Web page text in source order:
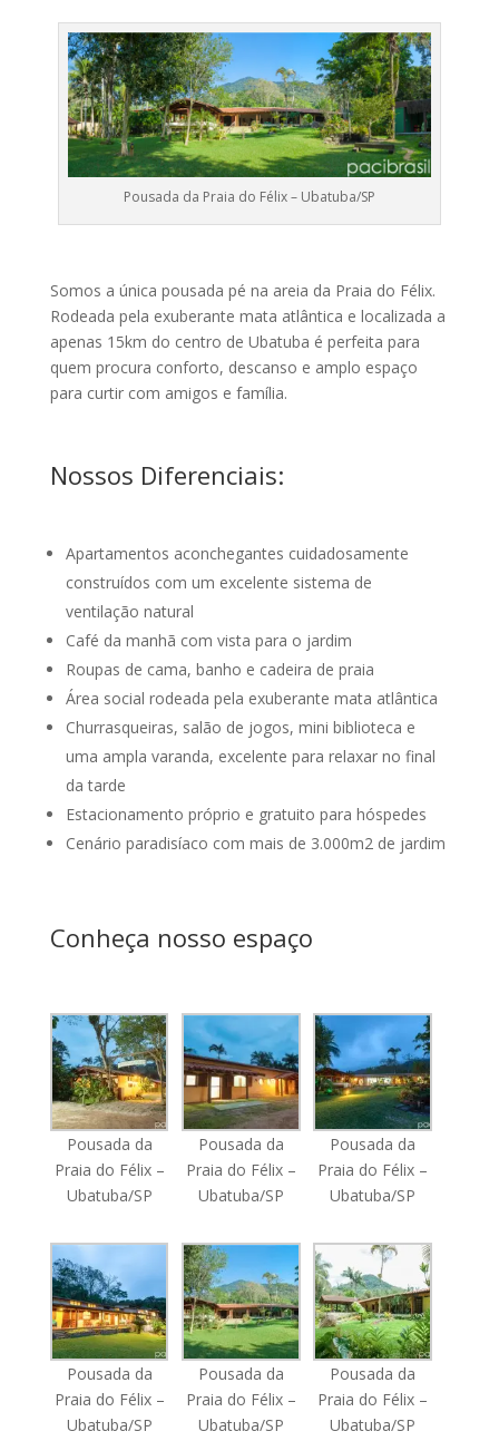
Pousada da Praia do Félix – Ubatuba/SP
Somos a única pousada pé na areia da Praia do Félix.
Rodeada pela exuberante mata atlântica e localizada a
apenas 15km do centro de Ubatuba é perfeita para
quem procura conforto, descanso e amplo espaço
para curtir com amigos e família.
Nossos Diferenciais:
Apartamentos aconchegantes cuidadosamente
construídos com um excelente sistema de
ventilação natural
Café da manhã com vista para o jardim
Roupas de cama, banho e cadeira de praia
Área social rodeada pela exuberante mata atlântica
Churrasqueiras, salão de jogos, mini biblioteca e
uma ampla varanda, excelente para relaxar no final
da tarde
Estacionamento próprio e gratuito para hóspedes
Cenário paradisíaco com mais de 3.000m2 de jardim
Conheça nosso espaço
Pousada da
Praia do Félix –
Ubatuba/SP
Pousada da
Praia do Félix –
Ubatuba/SP
Pousada da
Praia do Félix –
Ubatuba/SP
Pousada da
Praia do Félix –
Ubatuba/SP
Pousada da
Praia do Félix –
Ubatuba/SP
Pousada da
Praia do Félix –
Ubatuba/SP